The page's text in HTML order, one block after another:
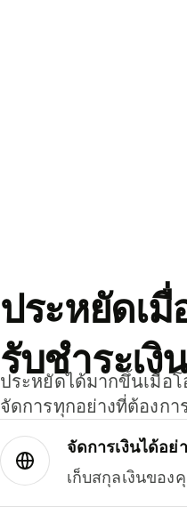
ประหยัดเ
รับชำระเงิน
ประหยัดได้มากขึ้นเมื่อ
จัดการทุกอย่างที่ต้องก
จัดการเงินได้อย่
เก็บสกุลเงินของ